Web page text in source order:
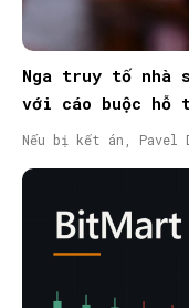
Nga truy tố nhà
với cáo buộc hỗ
nã quốc tế
Nếu bị kết án, Pavel